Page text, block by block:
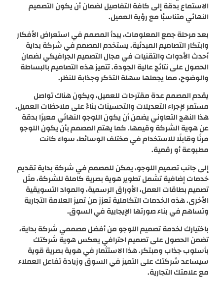
الاستماع بدقة إلى كافة التفاصيل لضمان أن يكون التصميم
النهائي متناسبًا مع رؤية العميل.
بعد مرحلة جمع المعلومات، يبدأ المصمم في استعراض الأفكار
وابتكار التصاميم المبدئية. يستخدم المصمم في شركة بداية
أحدث الأدوات والتقنيات في مجال التصميم الجرافيكي لضمان
الحصول على نتائج عالية الجودة. تتميز هذه التصاميم بالبساطة
والوضوح، مما يجعلها سهلة التذكر وجذابة للنظر.
يقدم المصمم عدة مقترحات للعميل، ويكون هناك تواصل
مستمر لإجراء التعديلات والتحسينات بناءً على ملاحظات العميل.
هذا النهج التعاوني يضمن أن يكون اللوجو النهائي معبرًا بدقة
عن هوية الشركة وقيمها. كما يهتم المصمم بأن يكون اللوجو
مرنًا وقابلًا للاستخدام في مختلف الوسائط، سواء كانت
مطبوعة أو رقمية.
إلى جانب تصميم اللوجو، يمكن للمصمم في شركة بداية تقديم
خدمات إضافية تشمل تطوير هوية بصرية كاملة للشركة، مثل
تصميم بطاقات العمل، الأوراق الرسمية، والمواد التسويقية
الأخرى. هذه الخدمات التكاملية تعزز من تميز العلامة التجارية
وتساهم في بناء صورتها الإيجابية في السوق.
باختيارك لخدمة تصميم اللوجو من أفضل مصممي شركة بداية،
تضمن الحصول على تصميم احترافي يعكس هوية شركتك
بأسلوب جذاب ومبتكر. هذا الاستثمار في هوية بصرية قوية
سيساعد شركتك على التميز في السوق وزيادة تفاعل العملاء
مع علامتك التجارية.